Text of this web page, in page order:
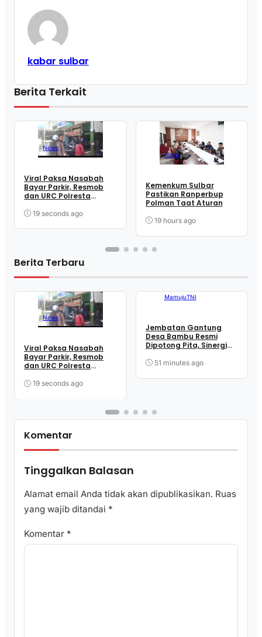
kabar sulbar
Berita Terkait
News
Viral Paksa Nasabah
Bayar Parkir, Resmob
dan URC Polresta
Juru Parkir
19 seconds ago
News
Kemenkum Sulbar
Pastikan Ranperbup
Polman Taat Aturan
19 hours ago
Berita Terbaru
News
Viral Paksa Nasabah
Bayar Parkir, Resmob
dan URC Polresta
Juru Parkir
19 seconds ago
MamujuTNI
Jembatan Gantung
Desa Bambu Resmi
Dipotong Pita, Sinergi
Wujudkan Akses Lebih
51 minutes ago
Komentar
Tinggalkan Balasan
Alamat email Anda tidak akan dipublikasikan. Ruas
yang wajib ditandai *
Komentar *